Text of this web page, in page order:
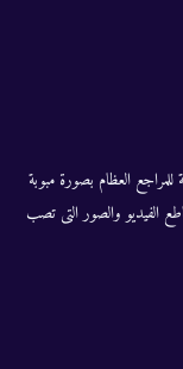
العظام بصورة مبوبة
الفيديو والصور التى تصب